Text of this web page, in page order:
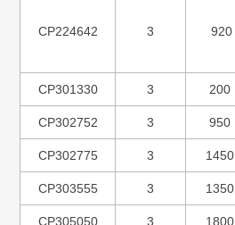
CP224642 3 920
CP301330 3 200
CP302752 3 950
CP302775 3 1450
CP303555 3 1350
CP305050 3 1800